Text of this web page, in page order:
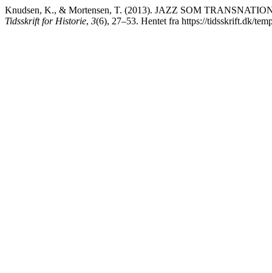
Knudsen, K., & Mortensen, T. (2013). JAZZ SOM
Tidsskrift for Historie, 3(6), 27–53. Hentet fra https://tidsskrift.dk/